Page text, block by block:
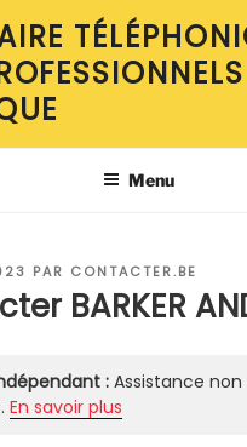
Menu
PAR CONTACTER.BE
BARKER
: Assistance
En savoir plus